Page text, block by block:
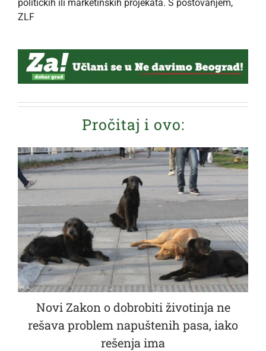
političkih ili marketinških projekata. S poštovanjem,
ZLF
Pročitaj i ovo:
Novi Zakon o dobrobiti životinja ne
rešava problem napuštenih pasa, iako
rešenja ima